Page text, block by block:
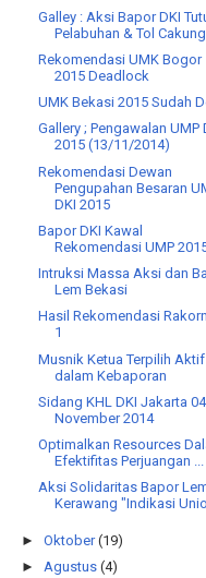
Galley : Aksi Bapor DKI
Pelabuhan & Tol Cakung
Rekomendasi UMK Bogor
2015 Deadlock
UMK Bekasi 2015 Sudah
Gallery ; Pengawalan UMP
2015 (13/11/2014)
Rekomendasi Dewan
Pengupahan Besaran
DKI 2015
Bapor DKI Kawal
Rekomendasi UMP
Intruksi Massa Aksi dan
Lem Bekasi
Hasil Rekomendasi
1
Musnik Ketua Terpilih Aktif
dalam Kebaporan
Sidang KHL DKI Jakarta 04
November 2014
Optimalkan Resources
Efektifitas Perjuangan ...
Aksi Solidaritas Bapor
Kerawang "Indikasi
► Oktober (19)
► Agustus (4)